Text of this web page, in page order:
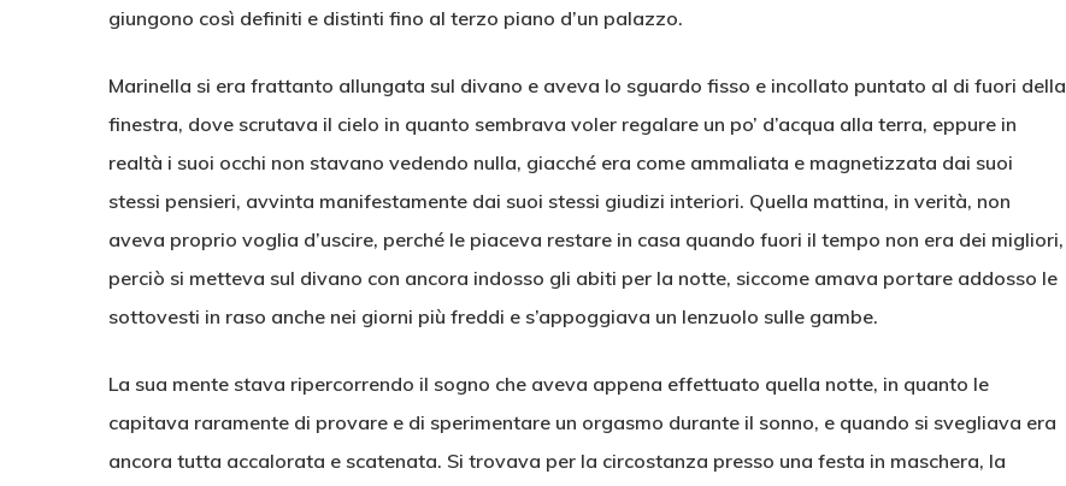
giungono così definiti e distinti fino al terzo piano d’un palazzo.
Marinella si era frattanto allungata sul divano e aveva lo sguardo fisso e incollato puntato al di fuori della
finestra, dove scrutava il cielo in quanto sembrava voler regalare un po’ d’acqua alla terra, eppure in
realtà i suoi occhi non stavano vedendo nulla, giacché era come ammaliata e magnetizzata dai suoi
stessi pensieri, avvinta manifestamente dai suoi stessi giudizi interiori. Quella mattina, in verità, non
aveva proprio voglia d’uscire, perché le piaceva restare in casa quando fuori il tempo non era dei migliori,
perciò si metteva sul divano con ancora indosso gli abiti per la notte, siccome amava portare addosso le
sottovesti in raso anche nei giorni più freddi e s’appoggiava un lenzuolo sulle gambe.
La sua mente stava ripercorrendo il sogno che aveva appena effettuato quella notte, in quanto le
capitava raramente di provare e di sperimentare un orgasmo durante il sonno, e quando si svegliava era
ancora tutta accalorata e scatenata. Si trovava per la circostanza presso una festa in maschera, la